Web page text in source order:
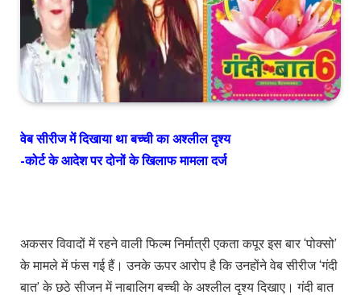
वेब सीरीज में दिखाया था बच्ची का अश्लील दृश्य
-कोर्ट के आदेश पर दोनों के खिलाफ मामला दर्ज
अकसर विवादों में रहने वाली फिल्म निर्मात्री एकता कपूर इस बार ‘पोक्सो’
के मामले में फंस गई हैं। उनके ऊपर आरोप है कि उनहोंने वेब सीरीज ‘गंदी
बात’ के छठे सीजन में नाबालिग बच्ची के अश्लील दृश्य दिखाए। गंदी बात